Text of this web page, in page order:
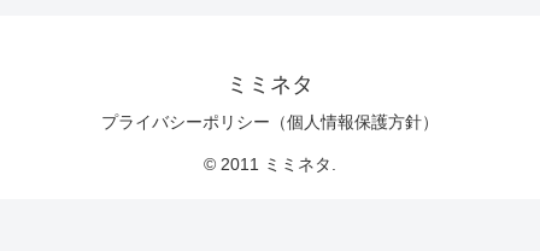
ミミネタ
プライバシーポリシー（個人情報保護方針）
© 2011 ミミネタ.